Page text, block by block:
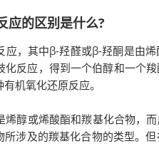
应的区别是什么?
应，其中β-羟醛或β-羟酮是由
反应，得到一个伯醇和一个
机氧化还原反应。
烯醇或烯酸酯和羰基化合物，
涉及的羰基化合物的类型。